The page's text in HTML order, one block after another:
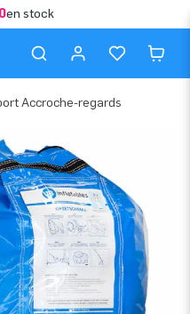
en stock
Accroche-regards